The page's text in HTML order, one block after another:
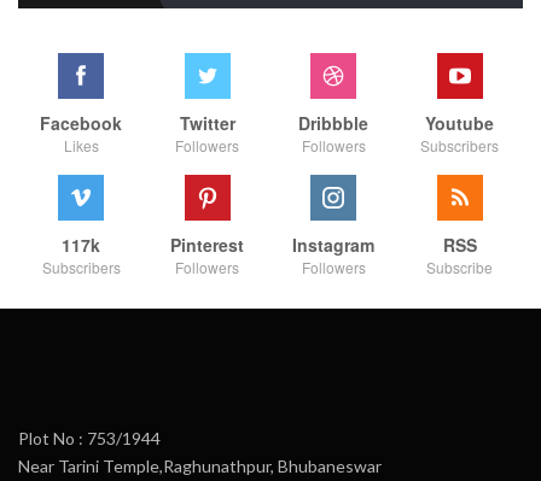
Facebook
Likes
Twitter
Followers
Dribbble
Followers
Youtube
Subscribers
117k
Subscribers
Pinterest
Followers
Instagram
Followers
RSS
Subscribe
Plot No : 753/1944
Near Tarini Temple,Raghunathpur, Bhubaneswar